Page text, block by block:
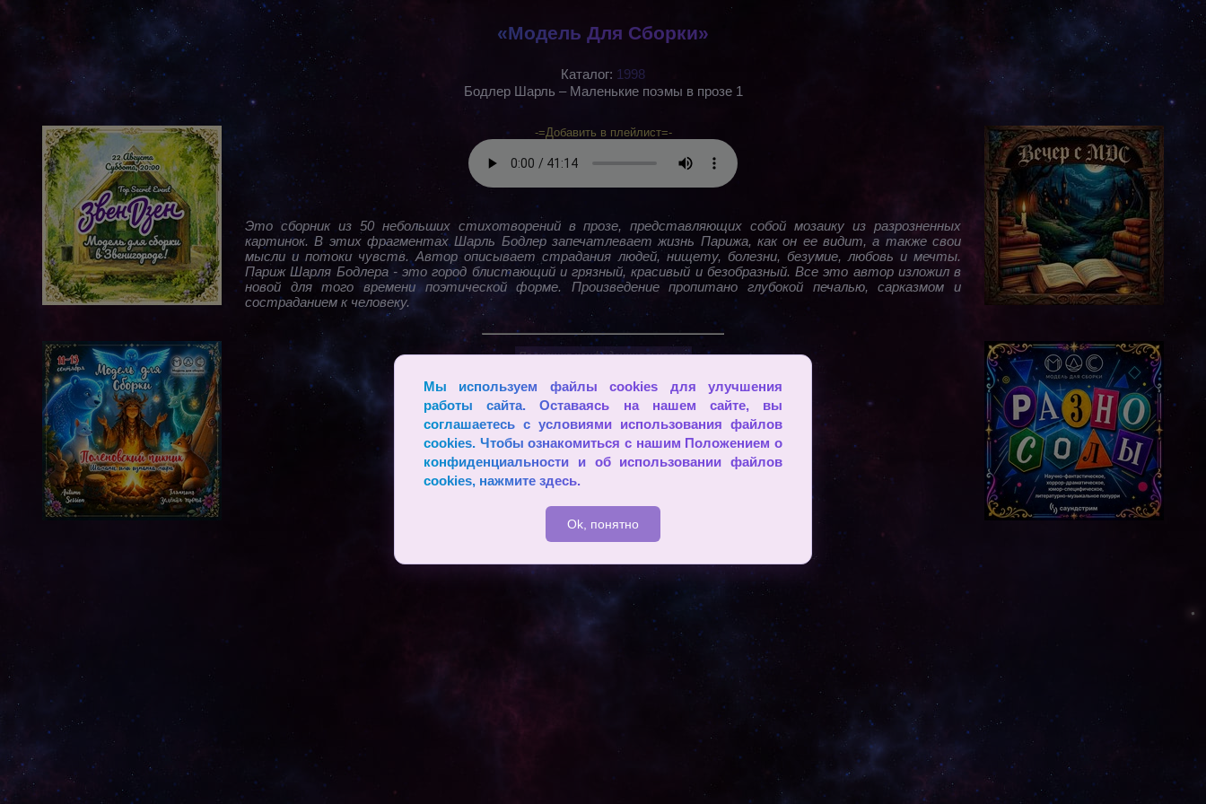
Мы используем файлы cookies для улучшения
работы сайта. Оставаясь на нашем сайте, вы
соглашаетесь с условиями использования файлов
cookies. Чтобы ознакомиться с нашим Положением о
конфиденциальности и об использовании файлов
cookies, нажмите здесь.
Ok, понятно
«Модель Для Сборки»
Каталог: 1998
Бодлер Шарль – Маленькие поэмы в прозе 1
-=Добавить в плейлист=-
Это сборник из 50 небольших стихотворений в прозе, представляющих собой мозаику из разрозненных
картинок. В этих фрагментах Шарль Бодлер запечатлевает жизнь Парижа, как он ее видит, а также свои
мысли и потоки чувств. Автор описывает страдания людей, нищету, болезни, безумие, любовь и мечты.
Париж Шарля Бодлера - это город блистающий и грязный, красивый и безобразный. Все это автор изложил в
новой для того времени поэтической форме. Произведение пропитано глубокой печалью, сарказмом и
состраданием к человеку.